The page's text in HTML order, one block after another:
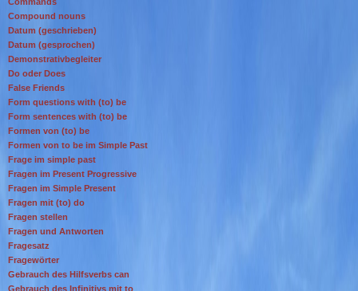
Compound nouns
Datum (geschrieben)
Datum (gesprochen)
Demonstrativbegleiter
Do oder Does
False Friends
Form questions with (to) be
Form sentences with (to) be
Formen von (to) be
Formen von to be im Simple Past
Frage im simple past
Fragen im Present Progressive
Fragen im Simple Present
Fragen mit (to) do
Fragen stellen
Fragen und Antworten
Fragesatz
Fragewörter
Gebrauch des Hilfsverbs can
Gebrauch des Infinitivs mit to